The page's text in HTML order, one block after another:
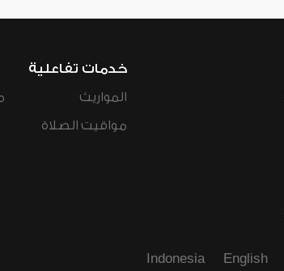
خدمات تفاعلية
المواريث
مواقيت الصلاة
English
Indonesia